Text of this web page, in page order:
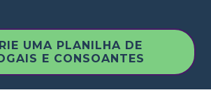
UMA PLANILHA DE
E CONSOANTES